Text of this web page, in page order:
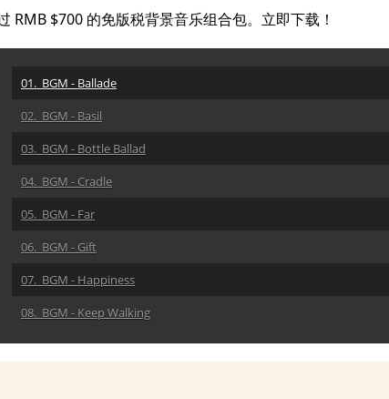
RMB $700 的免版税背景音乐组合包。立即下载！
01. BGM - Ballade
02. BGM - Basil
03. BGM - Bottle Ballad
04. BGM - Cradle
05. BGM - Far
06. BGM - Gift
07. BGM - Happiness
08. BGM - Keep Walking
09. BGM - Lan Lan Lan